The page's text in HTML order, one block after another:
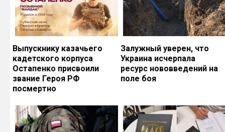
Выпускнику казачьего
кадетского корпуса
Остапенко присвоили
звание Героя РФ
посмертно
Залужный уверен, что
Украина исчерпала
ресурс нововведений на
поле боя